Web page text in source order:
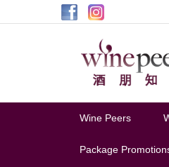
Wine Peers
Package